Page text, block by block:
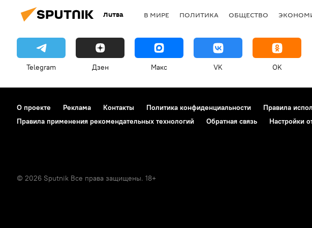
Литва В МИРЕ ПОЛИТИКА ОБЩЕСТВО
Telegram Дзен Макс VK OK
О проекте Реклама Контакты Политика конфиденциальности Правила
Правила применения рекомендательных технологий
Обратная связь Настройки
© 2026 Sputnik Все права защищены. 18+